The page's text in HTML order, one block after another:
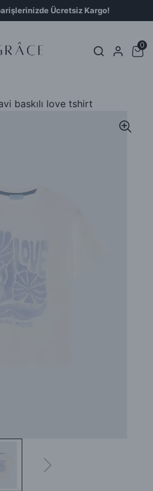
Ücretsiz Kargo!
0
baskılı love tshirt